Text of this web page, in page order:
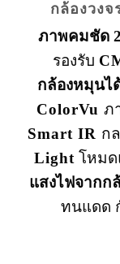
กล้องวงจ
ภาพคมชัด
รองรับ
กล้องหมุนไ
ColorVu ภ
Smart IR ก
Light โหมด
แสงไฟจากก
ทนแดด